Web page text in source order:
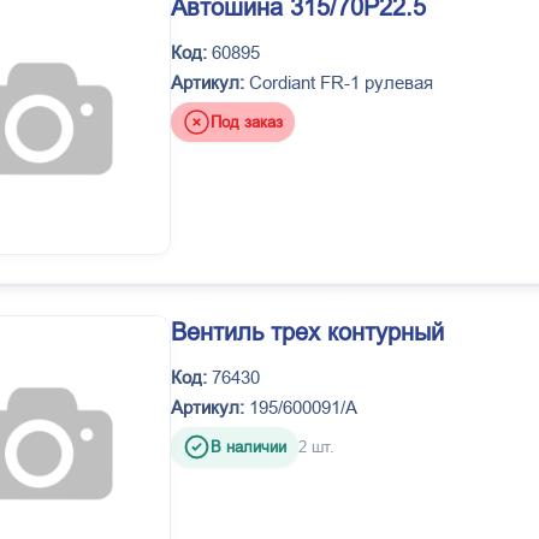
Автошина 315/70P22.5
Код: 60895
Артикул: Cordiant FR-1 рулевая
Под заказ
Вентиль трех контурный
Код: 76430
Артикул: 195/600091/А
В наличии 2 шт.